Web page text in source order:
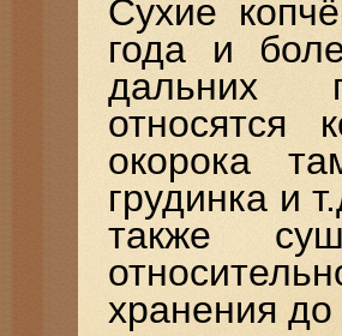
Сухие
года и
дальних
относятся
окорока
грудинка и
также
хранения